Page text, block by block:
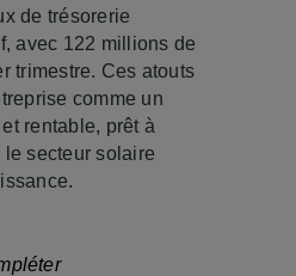
de trésorerie
avec 122 millions de
trimestre. Ces atouts
comme un
rentable, prêt à
secteur solaire